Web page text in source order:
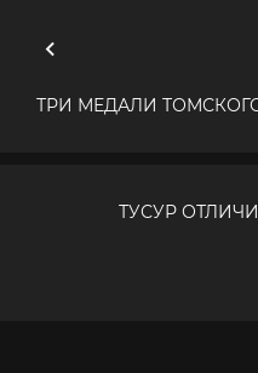
ТРИ МЕДАЛИ
ТУСУР